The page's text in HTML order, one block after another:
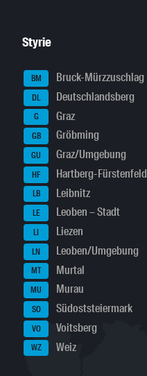
Styrie
BM Bruck-Mürzzuschlag
DL Deutschlandsberg
G Graz
GB Gröbming
GU Graz/Umgebung
HF Hartberg-Fürstenfeld
LB Leibnitz
LE Leoben – Stadt
LI Liezen
LN Leoben/Umgebung
MT Murtal
MU Murau
SO Südoststeiermark
VO Voitsberg
WZ Weiz